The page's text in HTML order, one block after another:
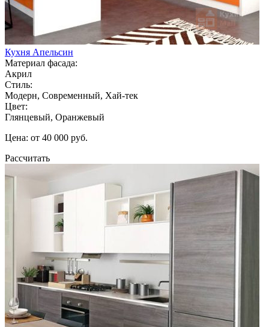
Кухня Апельсин
Материал фасада:
Акрил
Стиль:
Модерн, Современный, Хай-тек
Цвет:
Глянцевый, Оранжевый
Цена: от 40 000 руб.
Рассчитать